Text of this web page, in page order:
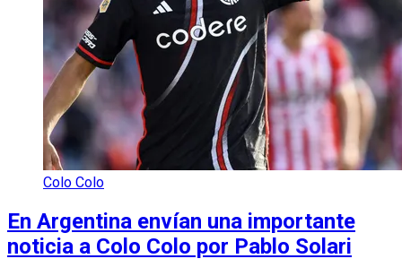
Colo Colo
En Argentina envían una importante
noticia a Colo Colo por Pablo Solari